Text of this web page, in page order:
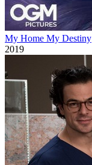
My Home My Destiny
2019